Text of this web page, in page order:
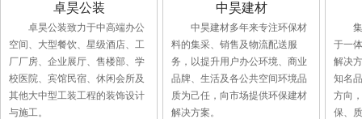
卓昊公装
卓昊公装致力于中高端办公
空间、大型餐饮、星级酒店、工
厂厂房、企业展厅、售楼部、学
校医院、宾馆民宿、休闲会所及
其他大中型工装工程的装饰设计
与施工。
中昊建材
中昊建材多年来专注环保材
料的集采、销售及物流配送服
务，以提升用户办公环境、商业
品牌、生活及各公共空间环境品
质为己任，向市场提供环保建材
解决方案。
于一
解决
知名
方向
保、